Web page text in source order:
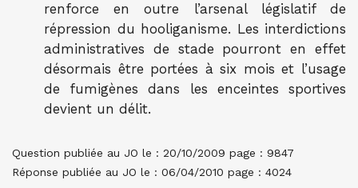
renforce en outre l’arsenal législatif de
répression du hooliganisme. Les interdictions
administratives de stade pourront en effet
désormais être portées à six mois et l’usage
de fumigènes dans les enceintes sportives
devient un délit.
Question publiée au JO le : 20/10/2009 page : 9847
Réponse publiée au JO le : 06/04/2010 page : 4024